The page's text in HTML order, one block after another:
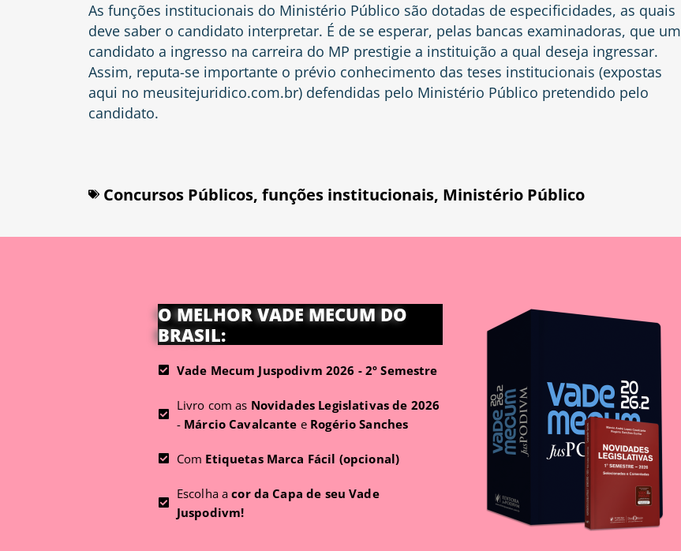
As funções institucionais do Ministério Público são dotadas de especificidades, as quais
deve saber o candidato interpretar. É de se esperar, pelas bancas examinadoras, que um
candidato a ingresso na carreira do MP prestigie a instituição a qual deseja ingressar.
Assim, reputa-se importante o prévio conhecimento das teses institucionais (expostas
aqui no meusitejuridico.com.br) defendidas pelo Ministério Público pretendido pelo
candidato.
Concursos Públicos, funções institucionais, Ministério Público
O MELHOR VADE MECUM DO
BRASIL:
Vade Mecum Juspodivm 2026 - 2º Semestre
Livro com as Novidades Legislativas de 2026
- Márcio Cavalcante e Rogério Sanches
Com Etiquetas Marca Fácil (opcional)
Escolha acor da Capa de seu Vade
Juspodivm!